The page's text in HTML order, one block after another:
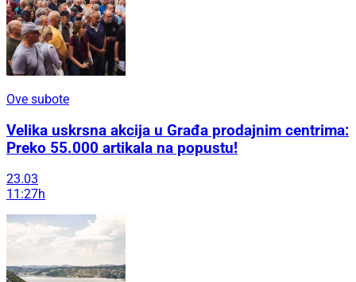
Ove subote
Velika uskrsna akcija u Građa prodajnim centrima:
Preko 55.000 artikala na popustu!
23.03
11:27h